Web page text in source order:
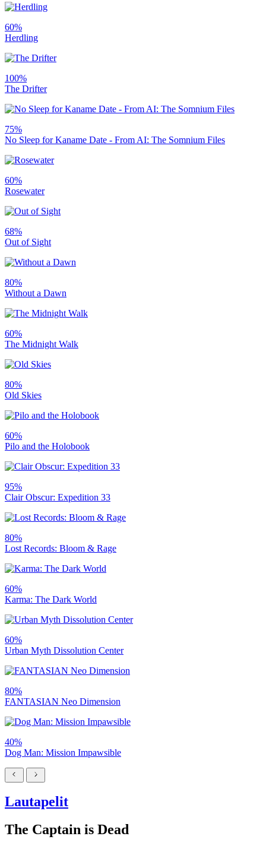
60%
Herdling
100%
The Drifter
75%
No Sleep for Kaname Date - From AI: The Somnium Files
60%
Rosewater
68%
Out of Sight
80%
Without a Dawn
60%
The Midnight Walk
80%
Old Skies
60%
Pilo and the Holobook
95%
Clair Obscur: Expedition 33
80%
Lost Records: Bloom & Rage
60%
Karma: The Dark World
60%
Urban Myth Dissolution Center
80%
FANTASIAN Neo Dimension
40%
Dog Man: Mission Impawsible
Lautapelit
The Captain is Dead